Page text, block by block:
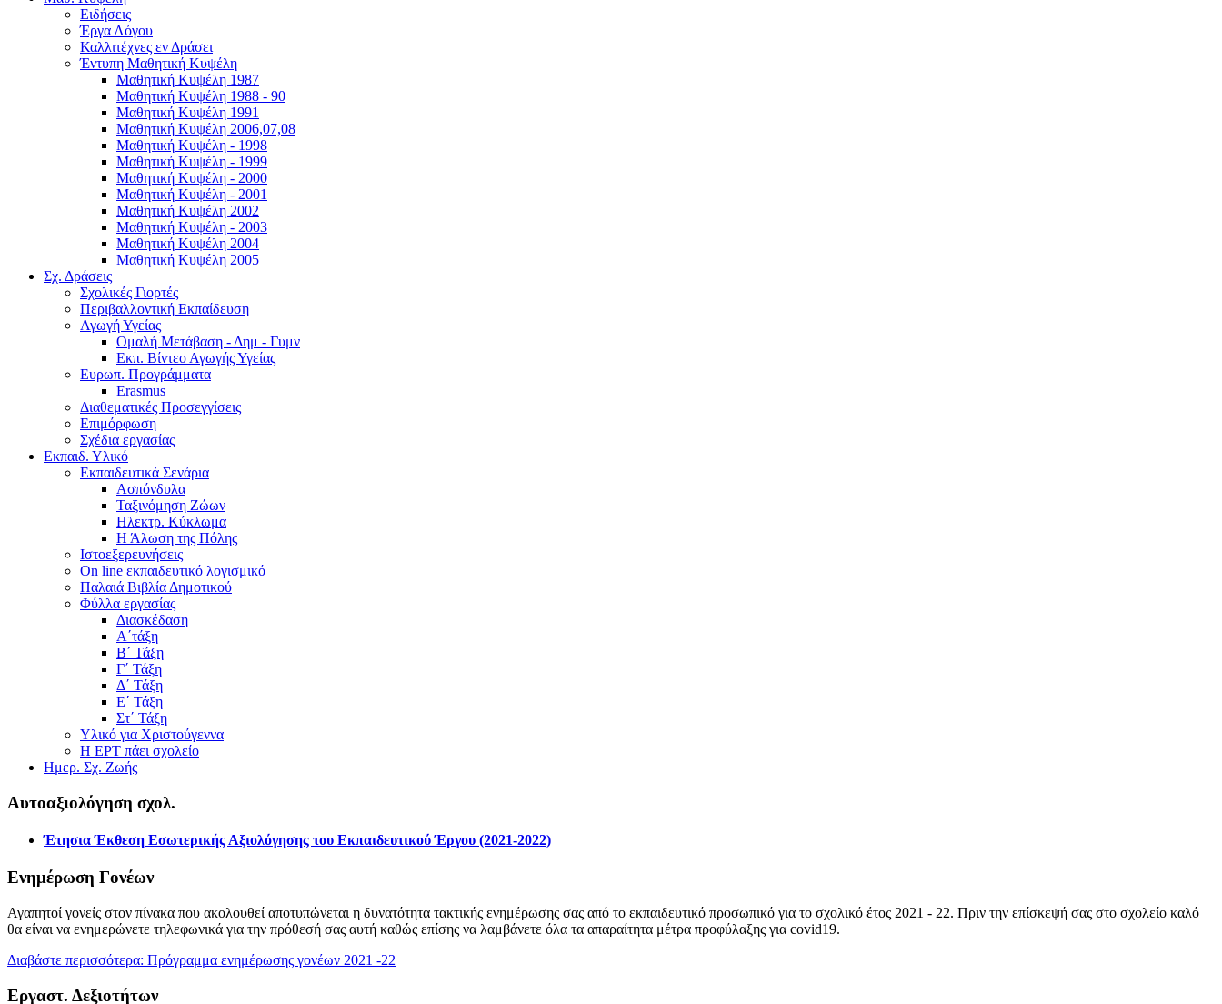
Ειδήσεις
Έργα Λόγου
Καλλιτέχνες εν Δράσει
Έντυπη Μαθητική Κυψέλη
Μαθητική Κυψέλη 1987
Μαθητική Κυψέλη 1988 - 90
Μαθητική Κυψέλη 1991
Μαθητική Κυψέλη 2006,07,08
Μαθητική Κυψέλη - 1998
Μαθητική Κυψέλη - 1999
Μαθητική Κυψέλη - 2000
Μαθητική Κυψέλη - 2001
Μαθητική Κυψέλη 2002
Μαθητική Κυψέλη - 2003
Μαθητική Κυψέλη 2004
Μαθητική Κυψέλη 2005
Σχ. Δράσεις
Σχολικές Γιορτές
Περιβαλλοντική Εκπαίδευση
Αγωγή Υγείας
Ομαλή Μετάβαση - Δημ - Γυμν
Εκπ. Βίντεο Αγωγής Υγείας
Ευρωπ. Προγράμματα
Erasmus
Διαθεματικές Προσεγγίσεις
Επιμόρφωση
Σχέδια εργασίας
Εκπαιδ. Υλικό
Εκπαιδευτικά Σενάρια
Ασπόνδυλα
Ταξινόμηση Ζώων
Ηλεκτρ. Κύκλωμα
Η Άλωση της Πόλης
Ιστοεξερευνήσεις
On line εκπαιδευτικό λογισμικό
Παλαιά Βιβλία Δημοτικού
Φύλλα εργασίας
Διασκέδαση
Α΄τάξη
Β΄ Τάξη
Γ΄ Τάξη
Δ΄ Τάξη
Ε΄ Τάξη
Στ΄ Τάξη
Υλικό για Χριστούγεννα
Η ΕΡΤ πάει σχολείο
Ημερ. Σχ. Ζωής
Αυτοαξιολόγηση σχολ.
Έτησια Έκθεση Εσωτερικής Αξιολόγησης του Εκπαιδευτικού Έργου (2021-2022)
Ενημέρωση Γονέων
Αγαπητοί γονείς στον πίνακα που ακολουθεί αποτυπώνεται η δυνατότητα τακτικής ενημέρωσης σας από το εκπαιδευτικό προσωπικό για το σχολικό έτος 2021 - 22. Πριν την επίσκεψή σας στο σχολείο καλό
θα είναι να ενημερώνετε τηλεφωνικά για την πρόθεσή σας αυτή καθώς επίσης να λαμβάνετε όλα τα απαραίτητα μέτρα προφύλαξης για covid19.
Διαβάστε περισσότερα: Πρόγραμμα ενημέρωσης γονέων 2021 -22
Εργαστ. Δεξιοτήτων